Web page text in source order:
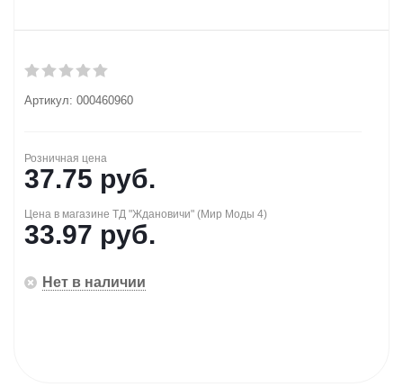
Артикул: 000460960
Розничная цена
37.75 руб.
Цена в магазине ТД "Ждановичи" (Мир Моды 4)
33.97 руб.
Нет в наличии